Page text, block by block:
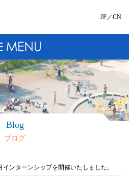
JP／CN
Blog
ブログ
インターンシップを開催いたしました。